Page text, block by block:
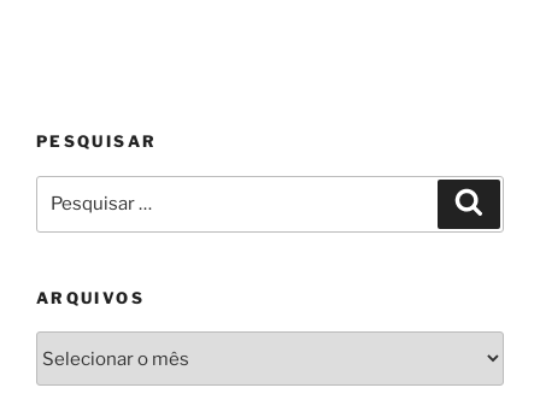
PESQUISAR
por:
ARQUIVOS